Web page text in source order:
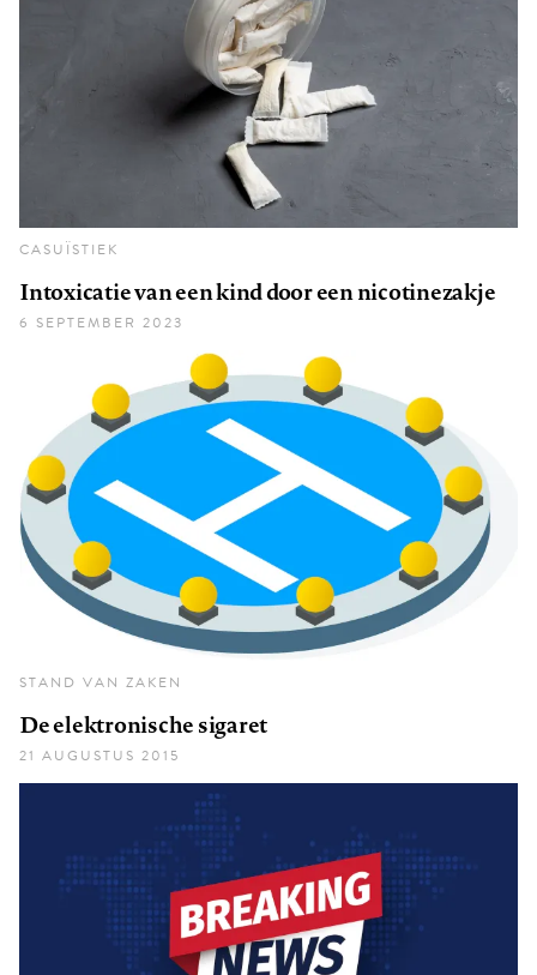
CASUÏSTIEK
Intoxicatie van een kind door een nicotinezakje
6 SEPTEMBER 2023
STAND VAN ZAKEN
De elektronische sigaret
21 AUGUSTUS 2015